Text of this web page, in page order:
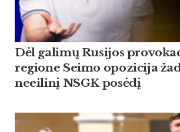
Dėl galimų Rusijos
regione Seimo opozicija
neeilinį NSGK posėdį